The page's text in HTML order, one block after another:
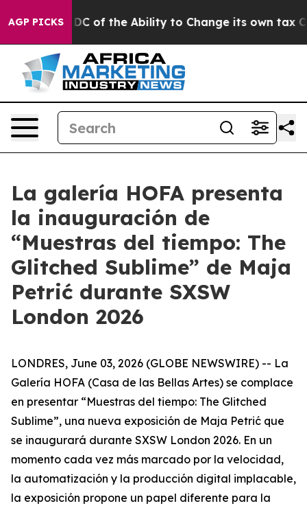
AGP PICKS
Strip DC of the Ability to Change its own tax
La galería HOFA presenta
la inauguración de
“Muestras del tiempo: The
Glitched Sublime” de Maja
Petrić durante SXSW
London 2026
LONDRES, June 03, 2026 (GLOBE NEWSWIRE) -- La
Galería HOFA (Casa de las Bellas Artes) se complace
en presentar “Muestras del tiempo: The Glitched
Sublime”, una nueva exposición de Maja Petrić que
se inaugurará durante SXSW London 2026. En un
momento cada vez más marcado por la velocidad,
la automatización y la producción digital implacable,
la exposición propone un papel diferente para la